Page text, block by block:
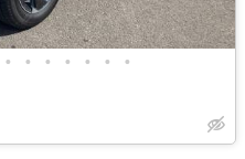
• • • • • • •